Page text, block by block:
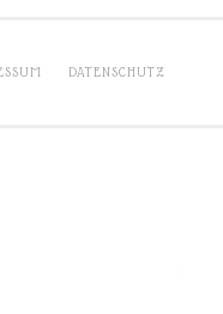
DATENSCHUTZ